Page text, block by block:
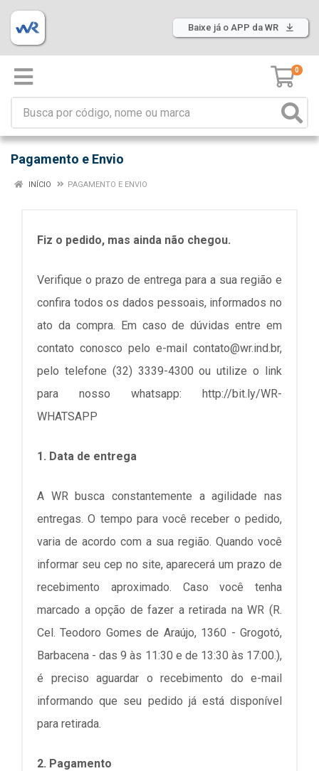
Baixe já o APP da WR
0
Pagamento e Envio
INÍCIO PAGAMENTO E ENVIO
Fiz o pedido, mas ainda não chegou.
Verifique o prazo de entrega para a sua região e
confira todos os dados pessoais, informados no
ato da compra. Em caso de dúvidas entre em
contato conosco pelo e-mail contato@wr.ind.br,
pelo telefone (32) 3339-4300 ou utilize o link
para nosso whatsapp: http://bit.ly/WR-
WHATSAPP
1. Data de entrega
A WR busca constantemente a agilidade nas
entregas. O tempo para você receber o pedido,
varia de acordo com a sua região. Quando você
informar seu cep no site, aparecerá um prazo de
recebimento aproximado. Caso você tenha
marcado a opção de fazer a retirada na WR (R.
Cel. Teodoro Gomes de Araújo, 1360 - Grogotó,
Barbacena - das 9 às 11:30 e de 13:30 às 17:00.),
é preciso aguardar o recebimento do e-mail
informando que seu pedido já está disponível
para retirada.
2. Pagamento